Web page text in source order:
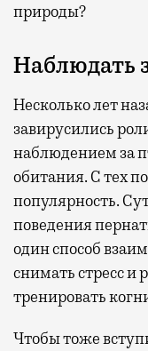
природы?
Наблюдать
Несколько лет
завирусились
наблюдением за
обитания. С тех
популярность.
поведения
один способ
снимать стресс и
тренировать
Чтобы тоже